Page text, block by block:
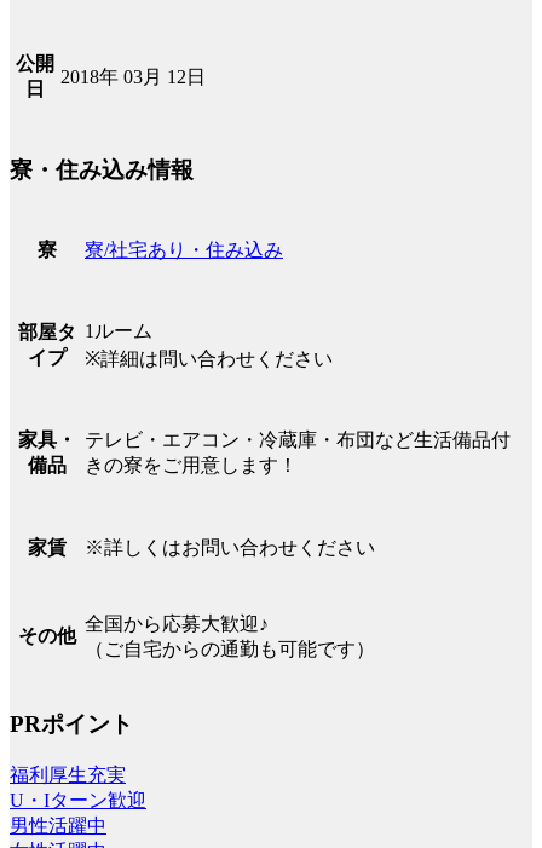
公開
日
2018年 03月 12日
寮・住み込み情報
寮 寮/社宅あり・住み込み
部屋タ
イプ
1ルーム
※詳細は問い合わせください
家具・
備品
テレビ・エアコン・冷蔵庫・布団など生活備品付
きの寮をご用意します！
家賃 ※詳しくはお問い合わせください
その他
全国から応募大歓迎♪
（ご自宅からの通勤も可能です）
PRポイント
福利厚生充実
U・Iターン歓迎
男性活躍中